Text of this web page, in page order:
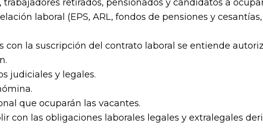
retirados, pensionados y candidatos a
laboral (EPS, ARL, fondos de pensiones y
con la suscripción del contrato laboral se entiende
judiciales y legales.
que ocuparán las vacantes.
con las obligaciones laborales legales y extralegales